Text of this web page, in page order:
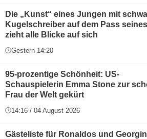
Die „Kunst“ eines Jungen mit
Kugelschreiber auf dem Pass
zieht alle Blicke auf sich
Gestern 14:20
95-prozentige Schönheit: US-
Schauspielerin Emma Stone zur
Frau der Welt gekürt
14:16 / 04 August 2026
Gästeliste für Ronaldos und